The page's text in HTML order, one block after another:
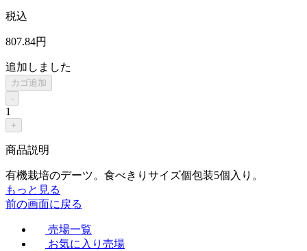
税込
807.84円
追加しました
カゴ追加
-
1
+
商品説明
有機栽培のデーツ。食べきりサイズ個包装5個入り。
もっと見る
前の画面に戻る
売場一覧
お気に入り売場